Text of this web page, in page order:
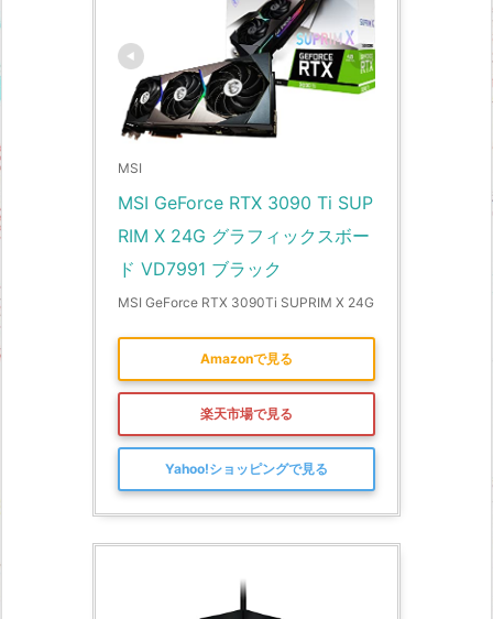
MSI
MSI GeForce RTX 3090 Ti SUP
RIM X 24G グラフィックスボー
ド VD7991 ブラック
MSI GeForce RTX 3090Ti SUPRIM X 24G
Amazonで見る
楽天市場で見る
Yahoo!ショッピングで見る